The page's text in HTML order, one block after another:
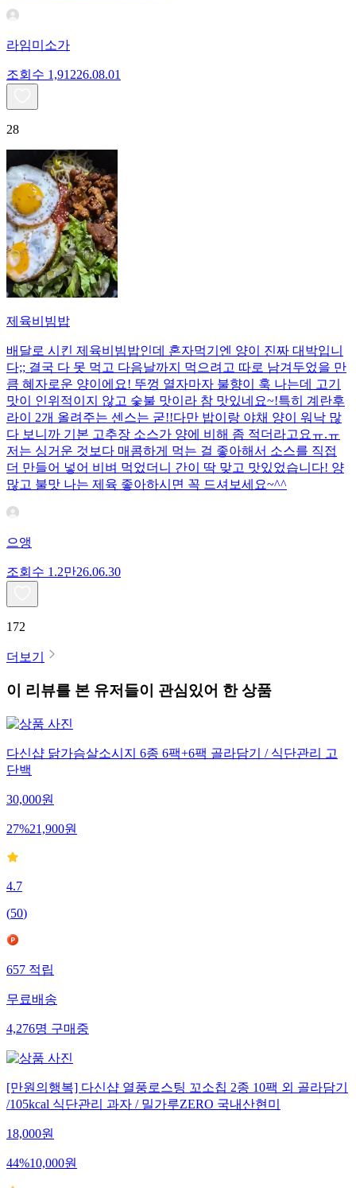
라임미소가
조회수 1,91226.08.01
28
제육비빔밥
배달로 시킨 제육비빔밥인데 혼자먹기엔 양이 진짜 대박입니
다;; 결국 다 못 먹고 다음날까지 먹으려고 따로 남겨두었을 만
큼 혜자로운 양이에요! 뚜껑 열자마자 불향이 훅 나는데 고기
맛이 인위적이지 않고 숯불 맛이라 참 맛있네요~!특히 계란후
라이 2개 올려주는 센스는 굳!! ​다만 밥이랑 야채 양이 워낙 많
다 보니까 기본 고추장 소스가 양에 비해 좀 적더라고요ㅠ.ㅠ
저는 싱거운 것보다 매콤하게 먹는 걸 좋아해서 소스를 직접
더 만들어 넣어 비벼 먹었더니 간이 딱 맞고 맛있었습니다! 양
많고 불맛 나는 제육 좋아하시면 꼭 드셔보세요~^^
으앵
조회수 1.2만26.06.30
172
더보기
이 리뷰를 본 유저들이 관심있어 한 상품
다신샵 닭가슴살소시지 6종 6팩+6팩 골라담기 / 식단관리 고
단백
30,000원
27%21,900원
4.7
(50)
657 적립
무료배송
4,276명 구매중
[만원의행복] 다신샵 열풍로스팅 꼬소칩 2종 10팩 외 골라담기
/105kcal 식단관리 과자 / 밀가루ZERO 국내산현미
18,000원
44%10,000원